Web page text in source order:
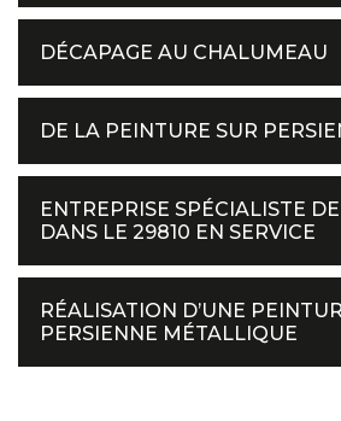
DÉCAPAGE AU CHALUMEAU
DE LA PEINTURE SUR
ENTREPRISE SPÉCIALISTE
DANS LE 29810 EN SERVICE
RÉALISATION D’UNE
PERSIENNE MÉTALLIQUE